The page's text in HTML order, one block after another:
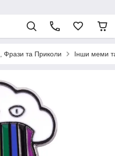
Фрази та Приколи Інши меми